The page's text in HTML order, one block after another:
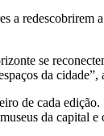
a
se
da cidade”,
de cada
da capital